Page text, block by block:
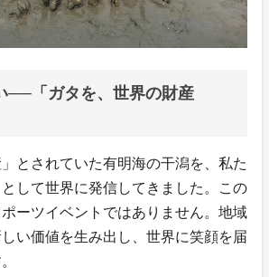
──「ガタを、世界の財産
とされていた有明海の干潟を、私た
して世界に発信してきました。この
ーツイベントではありません。地域
い価値を生み出し、世界に笑顔を届